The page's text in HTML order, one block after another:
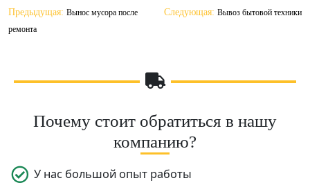
Навигация
по
Предыдущая: Вынос мусора после
ремонта
Следующая: Вывоз бытовой техники
Почему стоит обратиться в нашу
компанию?
У нас большой опыт работы